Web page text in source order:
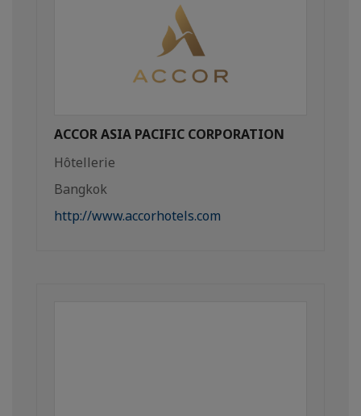
ACCOR ASIA PACIFIC CORPORATION
Hôtellerie
Bangkok
http://www.accorhotels.com